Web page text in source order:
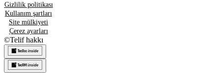
Gizlilik politikası
Kullanım şartları
Site mülkiyeti
Çerez ayarları
©Telif hakkı